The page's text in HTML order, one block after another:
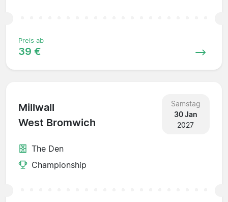
Preis ab
39 €
Millwall
West Bromwich
Samstag
30 Jan
2027
The Den
Championship